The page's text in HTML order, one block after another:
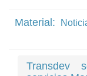
Material:
Transdev